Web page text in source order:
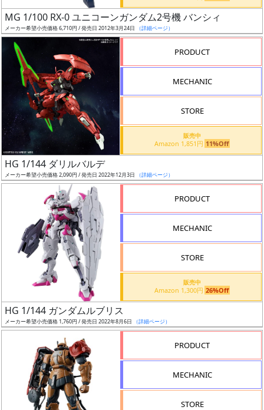
日
発
売
Web
プッ
シュ
通知
対象
ギ
ャ
ラ
定
予
MG 1/100 RX-0 ユニコーンガンダム2号機 バンシィ
メーカー希望小売価格 6,710円 / 発売日 2012年3月24日 （詳細ページ）
PRODUCT
MECHANIC
STORE
販売中
Amazon 1,851円 11%Off
HG 1/144 ダリルバルデ
メーカー希望小売価格 2,090円 / 発売日 2022年12月3日 （詳細ページ）
PRODUCT
MECHANIC
STORE
販売中
Amazon 1,300円 26%Off
HG 1/144 ガンダムルブリス
メーカー希望小売価格 1,760円 / 発売日 2022年8月6日 （詳細ページ）
PRODUCT
MECHANIC
STORE